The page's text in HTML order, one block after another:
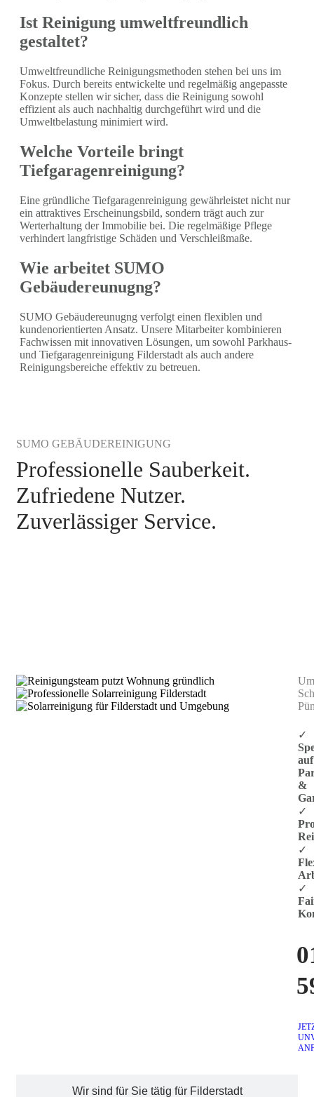
Ist Reinigung umweltfreundlich
gestaltet?
Umweltfreundliche Reinigungsmethoden stehen bei uns im
Fokus. Durch bereits entwickelte und regelmäßig angepasste
Konzepte stellen wir sicher, dass die Reinigung sowohl
effizient als auch nachhaltig durchgeführt wird und die
Umweltbelastung minimiert wird.
Welche Vorteile bringt
Tiefgaragenreinigung?
Eine gründliche Tiefgaragenreinigung gewährleistet nicht nur
ein attraktives Erscheinungsbild, sondern trägt auch zur
Werterhaltung der Immobilie bei. Die regelmäßige Pflege
verhindert langfristige Schäden und Verschleißmaße.
Wie arbeitet SUMO
Gebäudereunugng?
SUMO Gebäudereunugng verfolgt einen flexiblen und
kundenorientierten Ansatz. Unsere Mitarbeiter kombinieren
Fachwissen mit innovativen Lösungen, um sowohl Parkhaus-
und Tiefgaragenreinigung Filderstadt als auch andere
Reinigungsbereiche effektiv zu betreuen.
SUMO GEBÄUDEREINIGUNG
Professionelle Sauberkeit.
Zufriedene Nutzer.
Zuverlässiger Service.
Wir sind für Sie tätig für Filderstadt
✓
auf
&
✓
✓
✓